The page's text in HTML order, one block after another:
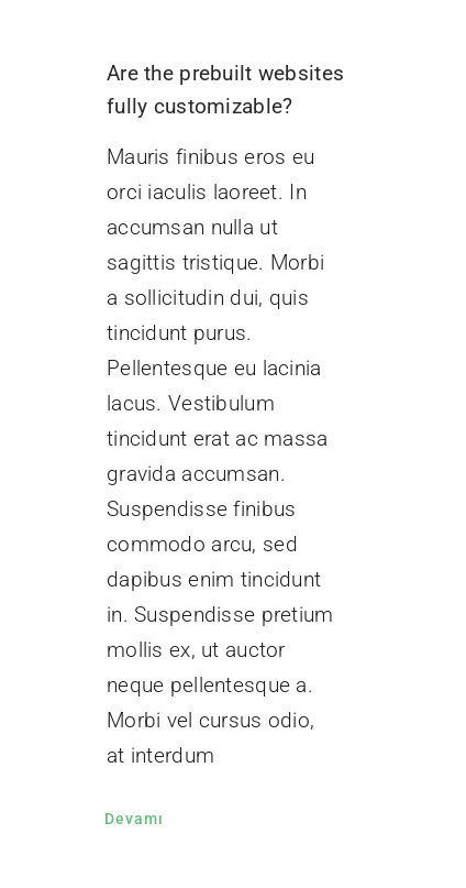
Are the prebuilt websites
fully customizable?
Mauris finibus eros eu
orci iaculis laoreet. In
accumsan nulla ut
sagittis tristique. Morbi
a sollicitudin dui, quis
tincidunt purus.
Pellentesque eu lacinia
lacus. Vestibulum
tincidunt erat ac massa
gravida accumsan.
Suspendisse finibus
commodo arcu, sed
dapibus enim tincidunt
in. Suspendisse pretium
mollis ex, ut auctor
neque pellentesque a.
Morbi vel cursus odio,
at interdum
Devamı